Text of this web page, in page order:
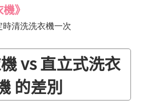
》
清洗洗衣機一次
vs 直立式洗衣
的差別